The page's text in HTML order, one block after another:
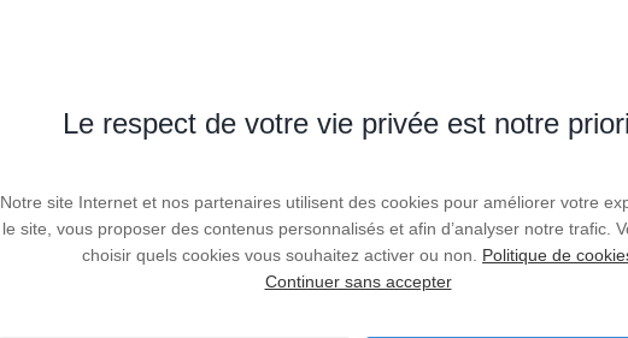
Le respect de votre vie privée est notre
Notre site Internet et nos partenaires utilisent des cookies pour améliorer votre
le site, vous proposer des contenus personnalisés et afin d’analyser notre trafic.
choisir quels cookies vous souhaitez activer ou non. Politique de
Continuer sans accepter